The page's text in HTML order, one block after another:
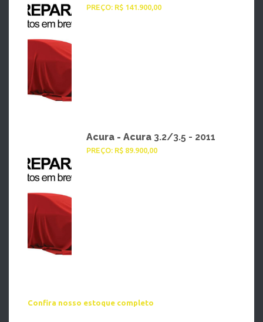
PREÇO: R$ 141.900,00
Acura - Acura 3.2/3.5 - 2011
PREÇO: R$ 89.900,00
Confira nosso estoque completo